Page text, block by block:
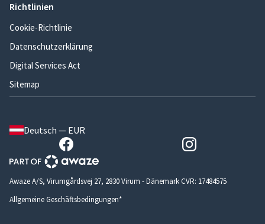
Richtlinien
Cookie-Richtlinie
Datenschutzerklärung
Digital Services Act
Sitemap
Deutsch — EUR
Awaze A/S, Virumgårdsvej 27, 2830 Virum - Dänemark CVR: 17484575
Allgemeine Geschäftsbedingungen*